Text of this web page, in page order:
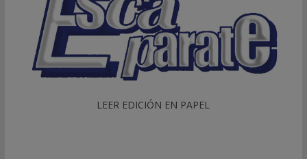
LEER EDICIÓN EN PAPEL